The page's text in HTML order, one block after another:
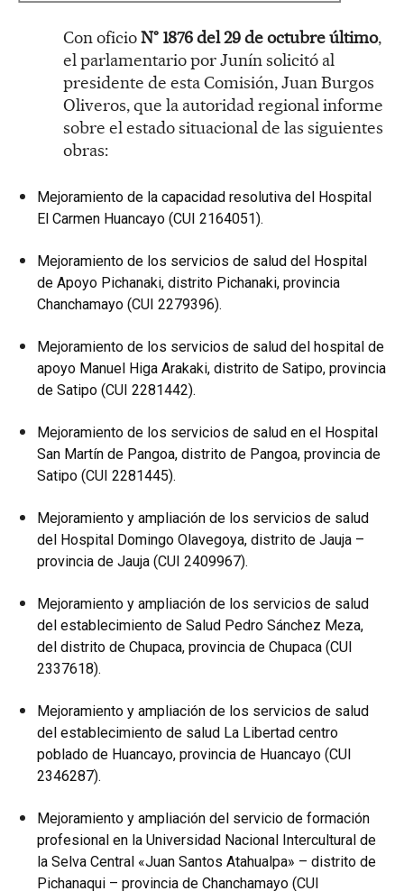
Con oficioN° 1876 del 29 de octubre último,
el parlamentario por Junín solicitó al
presidente de esta Comisión, Juan Burgos
Oliveros, que la autoridad regional informe
sobre el estado situacional de las siguientes
obras:
Mejoramiento de la capacidad resolutiva del Hospital
El Carmen Huancayo (CUI 2164051).
Mejoramiento de los servicios de salud del Hospital
de Apoyo Pichanaki, distrito Pichanaki, provincia
Chanchamayo (CUI 2279396).
Mejoramiento de los servicios de salud del hospital de
apoyo Manuel Higa Arakaki, distrito de Satipo, provincia
de Satipo (CUI 2281442).
Mejoramiento de los servicios de salud en el Hospital
San Martín de Pangoa, distrito de Pangoa, provincia de
Satipo (CUI 2281445).
Mejoramiento y ampliación de los servicios de salud
del Hospital Domingo Olavegoya, distrito de Jauja –
provincia de Jauja (CUI 2409967).
Mejoramiento y ampliación de los servicios de salud
del establecimiento de Salud Pedro Sánchez Meza,
del distrito de Chupaca, provincia de Chupaca (CUI
2337618).
Mejoramiento y ampliación de los servicios de salud
del establecimiento de salud La Libertad centro
poblado de Huancayo, provincia de Huancayo (CUI
2346287).
Mejoramiento y ampliación del servicio de formación
profesional en la Universidad Nacional Intercultural de
la Selva Central «Juan Santos Atahualpa» – distrito de
Pichanaqui – provincia de Chanchamayo (CUI